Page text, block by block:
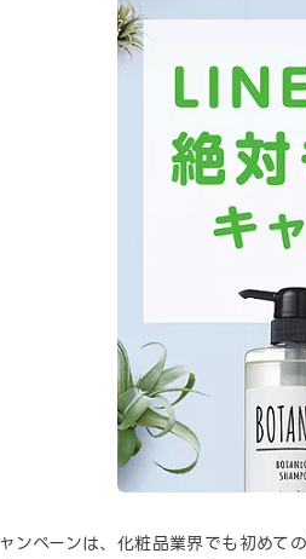
ンペーンは、化粧品業界でも初めて